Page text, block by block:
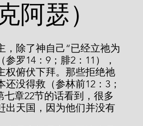
阿瑟）
罗14：9；腓2：11），
权俯伏下拜。那些拒绝祂
没得救（参林前12：3；
章22节的话看到，很多
出天国，因为他们并没有